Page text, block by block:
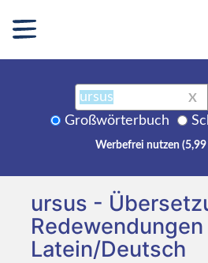
X
Großwörterbuch
Werbefrei nutzen (5,99
ursus -
Redewendungen
Latein/Deutsch